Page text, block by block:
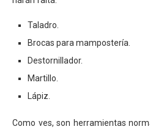
Taladro.
Brocas para mampostería.
Destornillador.
Martillo.
Lápiz.
Como ves, son herramientas